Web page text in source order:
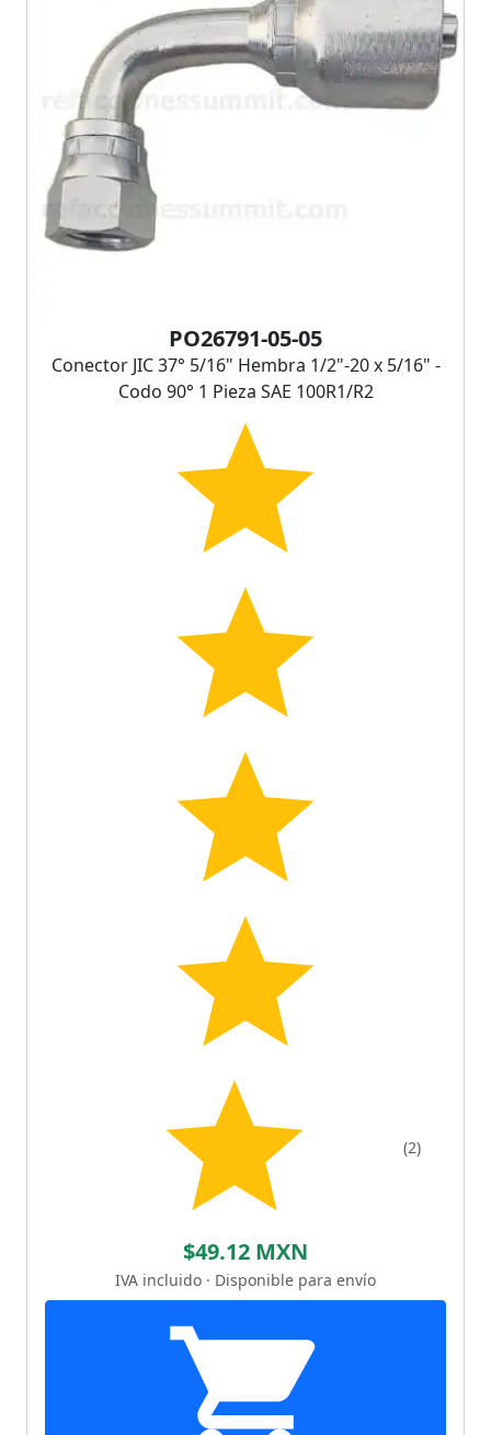
PO26791-05-05
Conector JIC 37° 5/16" Hembra 1/2"-20 x 5/16" -
Codo 90° 1 Pieza SAE 100R1/R2
(2)
$49.12 MXN
IVA incluido · Disponible para envío